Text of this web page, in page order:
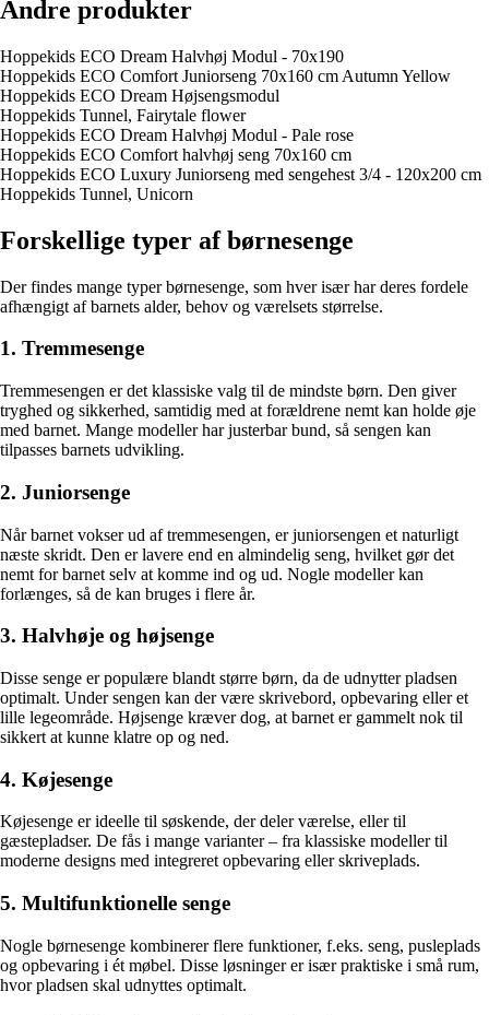
Andre produkter
Hoppekids ECO Dream Halvhøj Modul - 70x190
Hoppekids ECO Comfort Juniorseng 70x160 cm Autumn Yellow
Hoppekids ECO Dream Højsengsmodul
Hoppekids Tunnel, Fairytale flower
Hoppekids ECO Dream Halvhøj Modul - Pale rose
Hoppekids ECO Comfort halvhøj seng 70x160 cm
Hoppekids ECO Luxury Juniorseng med sengehest 3/4 - 120x200 cm
Hoppekids Tunnel, Unicorn
Forskellige typer af børnesenge
Der findes mange typer børnesenge, som hver især har deres fordele
afhængigt af barnets alder, behov og værelsets størrelse.
1. Tremmesenge
Tremmesengen er det klassiske valg til de mindste børn. Den giver
tryghed og sikkerhed, samtidig med at forældrene nemt kan holde øje
med barnet. Mange modeller har justerbar bund, så sengen kan
tilpasses barnets udvikling.
2. Juniorsenge
Når barnet vokser ud af tremmesengen, er juniorsengen et naturligt
næste skridt. Den er lavere end en almindelig seng, hvilket gør det
nemt for barnet selv at komme ind og ud. Nogle modeller kan
forlænges, så de kan bruges i flere år.
3. Halvhøje og højsenge
Disse senge er populære blandt større børn, da de udnytter pladsen
optimalt. Under sengen kan der være skrivebord, opbevaring eller et
lille legeområde. Højsenge kræver dog, at barnet er gammelt nok til
sikkert at kunne klatre op og ned.
4. Køjesenge
Køjesenge er ideelle til søskende, der deler værelse, eller til
gæstepladser. De fås i mange varianter – fra klassiske modeller til
moderne designs med integreret opbevaring eller skriveplads.
5. Multifunktionelle senge
Nogle børnesenge kombinerer flere funktioner, f.eks. seng, pusleplads
og opbevaring i ét møbel. Disse løsninger er især praktiske i små rum,
hvor pladsen skal udnyttes optimalt.